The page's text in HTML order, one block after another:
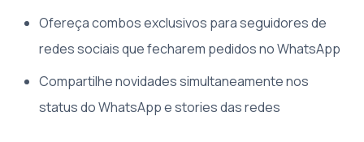
Ofereça combos exclusivos para seguidores de
redes sociais que fecharem pedidos no WhatsApp
Compartilhe novidades simultaneamente nos
status do WhatsApp e stories das redes